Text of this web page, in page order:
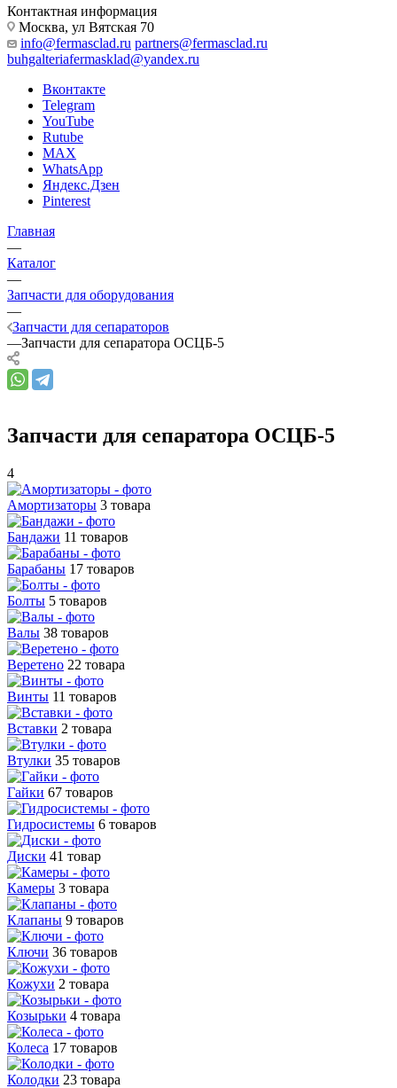
Контактная информация
Москва, ул Вятская 70
info@fermasclad.ru partners@fermasclad.ru
buhgalteriafermasklad@yandex.ru
Вконтакте
Telegram
YouTube
Rutube
MAX
WhatsApp
Яндекс.Дзен
Pinterest
Главная
—
Каталог
—
Запчасти для оборудования
—
Запчасти для сепараторов
—Запчасти для сепаратора ОСЦБ-5
Запчасти для сепаратора ОСЦБ-5
4
Амортизаторы 3 товара
Бандажи 11 товаров
Барабаны 17 товаров
Болты 5 товаров
Валы 38 товаров
Веретено 22 товара
Винты 11 товаров
Вставки 2 товара
Втулки 35 товаров
Гайки 67 товаров
Гидросистемы 6 товаров
Диски 41 товар
Камеры 3 товара
Клапаны 9 товаров
Ключи 36 товаров
Кожухи 2 товара
Козырьки 4 товара
Колеса 17 товаров
Колодки 23 товара